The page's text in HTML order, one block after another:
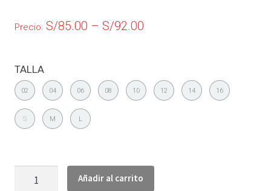
Precio: S/85.00 –S/92.00
TALLA
02 04 06 08 10 12 14 16
S M L
Añadir al carrito